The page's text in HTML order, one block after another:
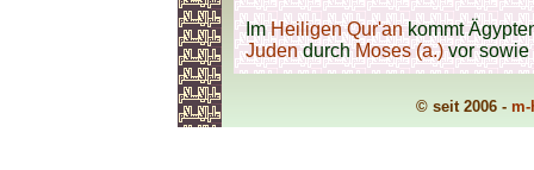
ImHeiligen Qur'ankommt
JudendurchMoses (a.)vor sowie
© seit 2006 - m-